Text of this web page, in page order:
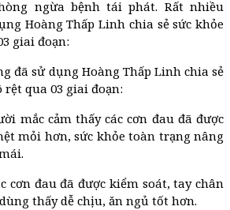
ngừa bệnh tái phát. Rất nhiều
Hoàng Thấp Linh chia sẻ sức khỏe
giai đoạn:
đã sử dụng Hoàng Thấp Linh chia sẻ
qua 03 giai đoạn:
mắc cảm thấy các cơn đau đã được
mỏi hơn, sức khỏe toàn trạng nâng
cơn đau đã được kiểm soát, tay chân
thấy dễ chịu, ăn ngủ tốt hơn.